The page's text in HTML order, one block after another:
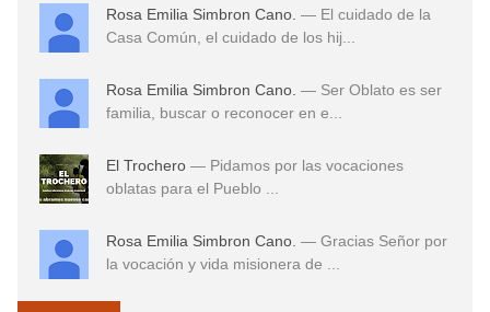
Rosa Emilia Simbron Cano. — El cuidado de la
Casa Común, el cuidado de los hij...
Rosa Emilia Simbron Cano. — Ser Oblato es ser
familia, buscar o reconocer en e...
El Trochero — Pidamos por las vocaciones
oblatas para el Pueblo ...
Rosa Emilia Simbron Cano. — Gracias Señor por
la vocación y vida misionera de ...